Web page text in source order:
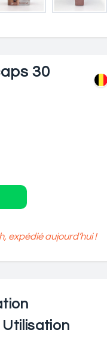
30
expédié aujourd’hui !
Utilisation